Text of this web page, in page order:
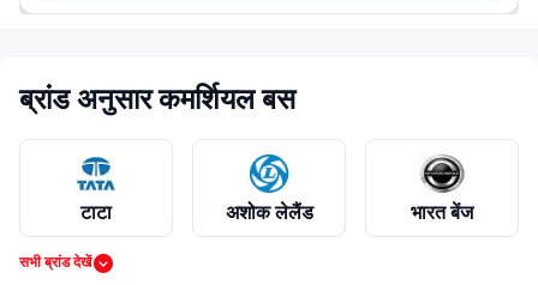
ब्रांड अनुसार कमर्शियल बस
टाटा अशोक लेलैंड भारत बेंज
सभी ब्रांड देखें